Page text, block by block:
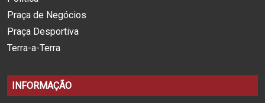
Praça de Negócios
Praça Desportiva
Terra-a-Terra
INFORMAÇÃO